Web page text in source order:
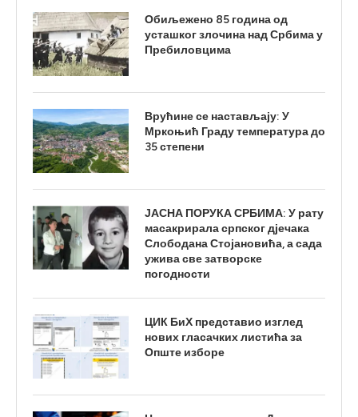
Обиљежено 85 година од
усташког злочина над Србима у
Пребиловцима
Врућине се настављају: У
Мркоњић Граду температура до
35 степени
ЈАСНА ПОРУКА СРБИМА: У рату
масакрирала српског дјечака
Слободана Стојановића, а сада
ужива све затворске
погодности
ЦИК БиХ представио изглед
нових гласачких листића за
Опште изборе